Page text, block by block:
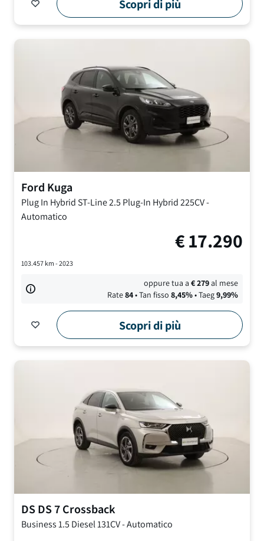
Scopri di più
Ford Kuga
Plug In Hybrid ST-Line2.5 Plug-In Hybrid 225CV-
Automatico
€17.290
103.457km - 2023
oppure tua a€279al mese
Rate84• Tan fisso 8,45%• Taeg9,99%
Scopri di più
DSDS 7 Crossback
Business1.5 Diesel 131CV-Automatico